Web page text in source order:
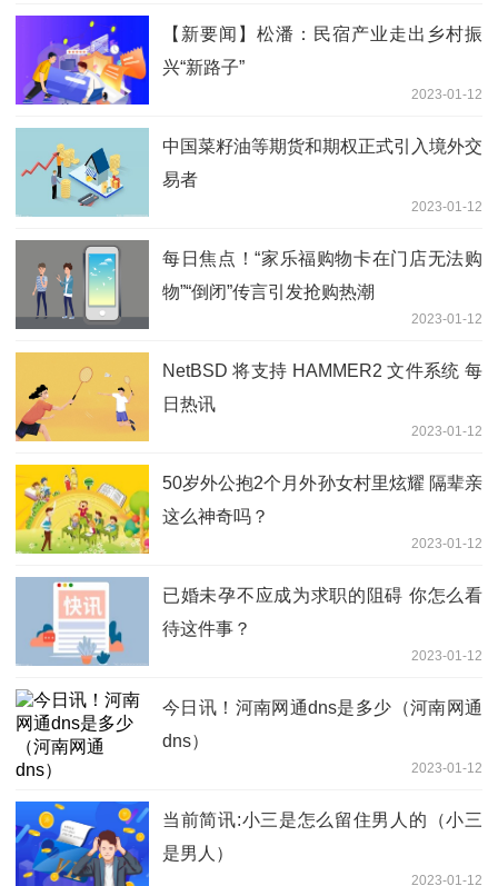
【新要闻】松潘：民宿产业走出乡村振
兴“新路子”
2023-01-12
中国菜籽油等期货和期权正式引入境外交
易者
2023-01-12
每日焦点！“家乐福购物卡在门店无法购
物”“倒闭”传言引发抢购热潮
2023-01-12
NetBSD 将支持 HAMMER2 文件系统 每
日热讯
2023-01-12
50岁外公抱2个月外孙女村里炫耀 隔辈亲
这么神奇吗？
2023-01-12
已婚未孕不应成为求职的阻碍 你怎么看
待这件事？
2023-01-12
今日讯！河南网通dns是多少（河南网通
dns）
2023-01-12
当前简讯:小三是怎么留住男人的（小三
是男人）
2023-01-12